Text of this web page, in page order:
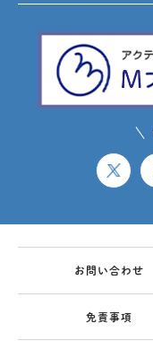
お問い合わせ
免責事項